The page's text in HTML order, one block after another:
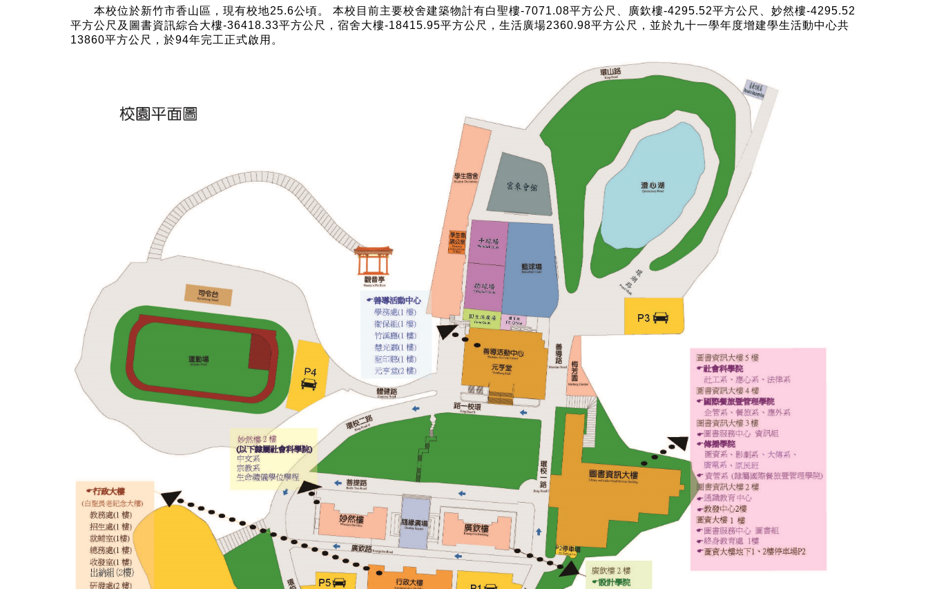
本校位於新竹市香山區，現有校地25.6公頃。 本校目前主要校舍建築物計有白聖樓-7071.08平方公尺、廣欽樓-4295.52平方公尺、妙然樓-4295.52
平方公尺及圖書資訊綜合大樓-36418.33平方公尺，宿舍大樓-18415.95平方公尺，生活廣場2360.98平方公尺，並於九十一學年度增建學生活動中心共
13860平方公尺，於94年完工正式啟用。